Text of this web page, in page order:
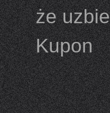
że
Kupon